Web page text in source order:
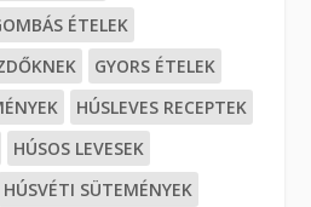
ÉTELEK
GYORS ÉTELEK
HÚSLEVES RECEPTEK
HÚSOS LEVESEK
HÚSVÉTI SÜTEMÉNYEK